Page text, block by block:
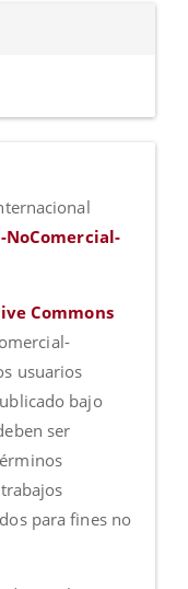
Commons
usuarios
bajo
ser
para fines no